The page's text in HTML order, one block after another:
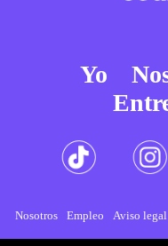
Yo
Nosotros Empleo Aviso legal